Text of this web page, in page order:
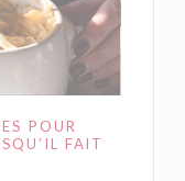
POUR
FAIT